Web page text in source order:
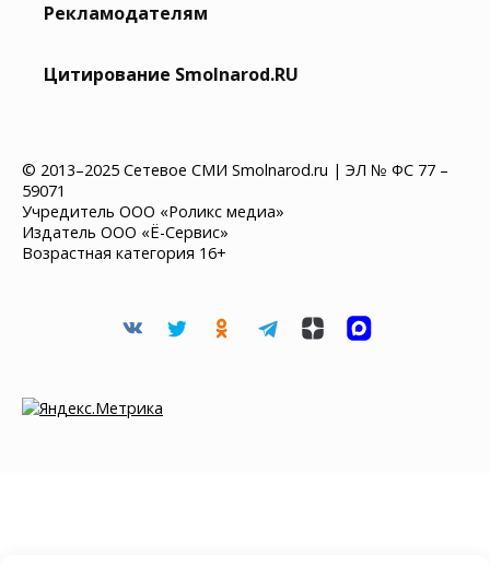
Рекламодателям
Цитирование Smolnarod.RU
© 2013–2025 Сетевое СМИ Smolnarod.ru | ЭЛ № ФС 77 –
59071
Учредитель ООО «Роликс медиа»
Издатель ООО «Ё-Сервис»
Возрастная категория 16+